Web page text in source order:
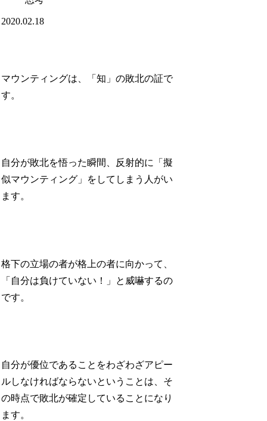
2020.02.18
マウンティングは、「知」の敗北の証で
す。
自分が敗北を悟った瞬間、反射的に「擬
似マウンティング」をしてしまう人がい
ます。
格下の立場の者が格上の者に向かって、
「自分は負けていない！」と威嚇するの
です。
自分が優位であることをわざわざアピー
ルしなければならないということは、そ
の時点で敗北が確定していることになり
ます。